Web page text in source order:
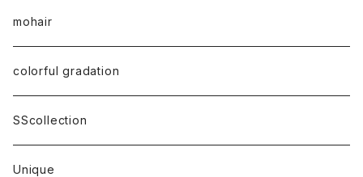
mohair
colorful gradation
SScollection
Unique